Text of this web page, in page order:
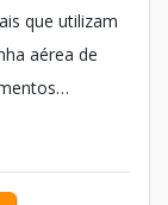
que utilizam
aérea de
eles: